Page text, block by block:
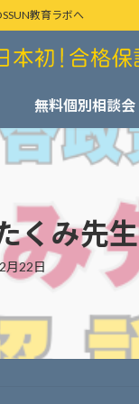
教育ラボへ
無料個別相談会
くみ先
月22日